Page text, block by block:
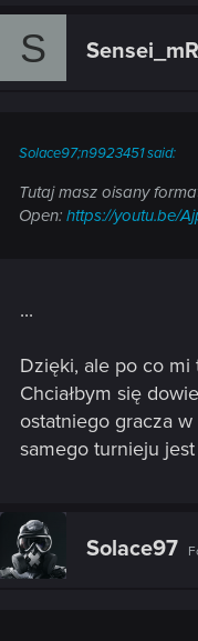
S
Solace97;n9923451 said:
Tutaj masz oisany
Open: https://youtu.be/
...
Dzięki, ale po co mi
Chciałbym się
ostatniego gracza
samego turnieju
Solace97